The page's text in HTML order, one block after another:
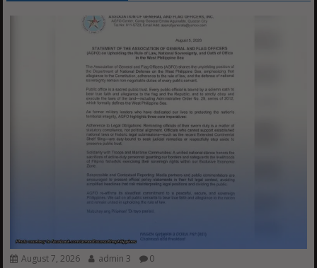
August 7, 2026 admin 3 0